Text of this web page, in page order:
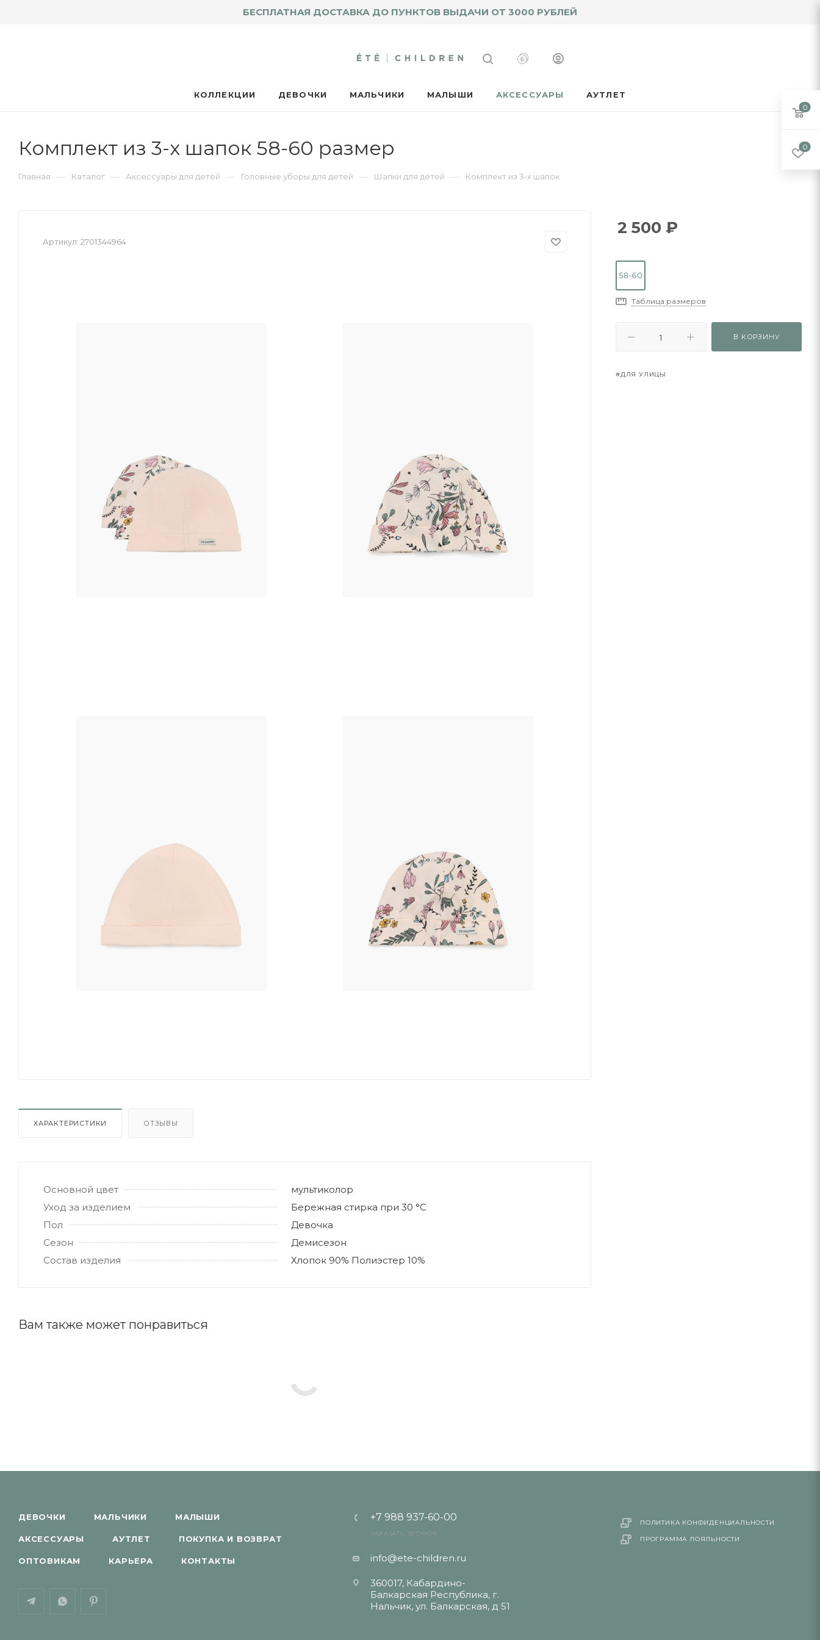
БЕСПЛАТНАЯ ДОСТАВКА ДО ПУНКТОВ ВЫДАЧИ ОТ 3000 РУБЛЕЙ
КОЛЛЕКЦИИ ДЕВОЧКИ МАЛЬЧИКИ МАЛЫШИ АКСЕССУАРЫ АУТЛЕТ
Комплект из 3-х шапок 58-60 размер
Главная — Каталог — Аксессуары для детей — Головные уборы для детей — Шапки для детей — Комплект из 3-х шапок
Артикул: 2701344964
ХАРАКТЕРИСТИКИ ОТЗЫВЫ
Основной цвет
мультиколор
Уход за изделием
Бережная стирка при 30 °C
Пол
Девочка
Сезон
Демисезон
Состав изделия
Хлопок 90% Полиэстер 10%
Вам также может понравиться
2 500 ₽
Таблица размеров
В КОРЗИНУ
#ДЛЯ УЛИЦЫ
ДЕВОЧКИ МАЛЬЧИКИ МАЛЫШИ
АКСЕССУАРЫ АУТЛЕТ ПОКУПКА И ВОЗВРАТ
ОПТОВИКАМ КАРЬЕРА КОНТАКТЫ
+7 988 937-60-00
ЗАКАЗАТЬ ЗВОНОК
info@ete-children.ru
360017, Кабардино-
Балкарская Республика, г.
Нальчик, ул. Балкарская, д 51
ПОЛИТИКА КОНФИДЕНЦИАЛЬНОСТИ
ПРОГРАММА ЛОЯЛЬНОСТИ
0
0